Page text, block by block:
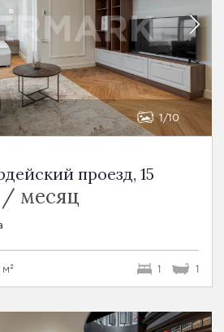
1 10
проезд, 15
/ месяц
1 1